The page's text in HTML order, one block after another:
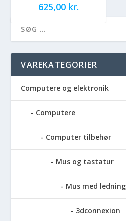
625,00 kr.
VAREKATEGORIER
Computere og elektronik
Computere
Computer tilbehør
Mus og tastatur
Mus med ledning
3dconnexion